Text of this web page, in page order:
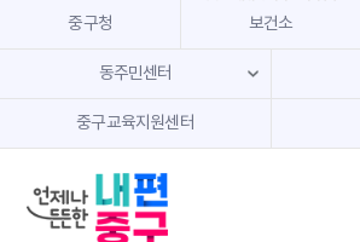
본문 내용 바로가기
주메뉴 바로가기
중구청 보건소
동주민센터
중구교육지원센터